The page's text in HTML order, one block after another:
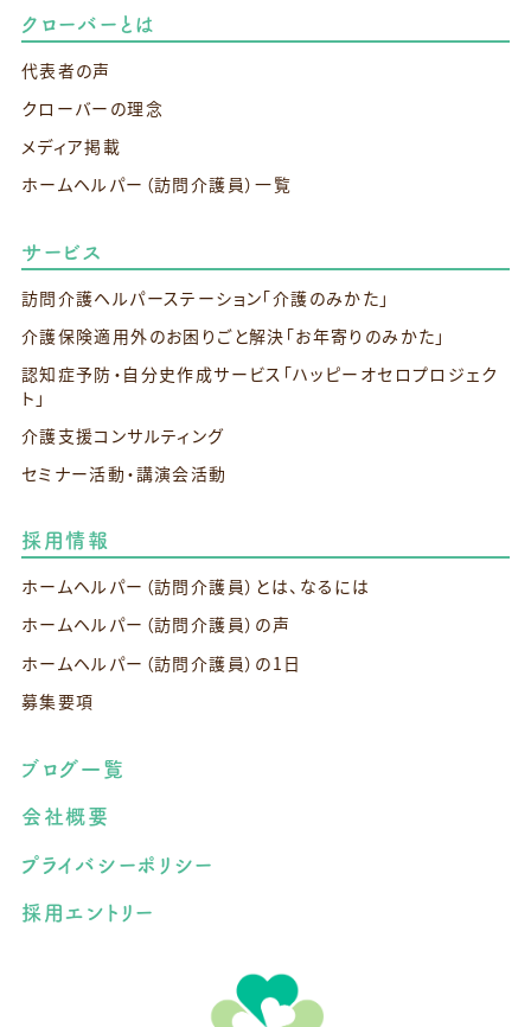
クローバーとは
代表者の声
クローバーの理念
メディア掲載
ホームヘルパー（訪問介護員）一覧
サービス
訪問介護ヘルパーステーション「介護のみかた」
介護保険適用外のお困りごと解決 「お年寄りのみかた」
認知症予防・自分史作成サービス 「ハッピーオセロプロジェク
ト」
介護支援コンサルティング
セミナー活動・講演会活動
採用情報
ホームヘルパー（訪問介護員）とは、なるには
ホームヘルパー（訪問介護員）の声
ホームヘルパー（訪問介護員）の1日
募集要項
ブログ一覧
会社概要
プライバシーポリシー
採用エントリー